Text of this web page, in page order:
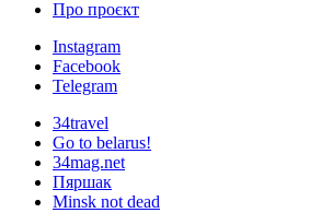
Про проєкт
Instagram
Facebook
Telegram
34travel
Go to belarus!
34mag.net
Пяршак
Minsk not dead